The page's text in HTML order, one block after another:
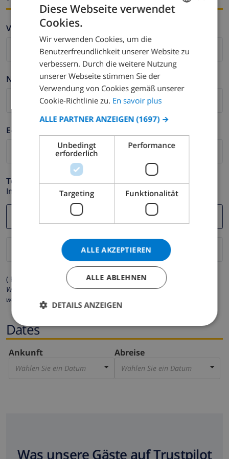
Vorname *
Nachname *
E-mail *
Telefonnummer *
Im Fall Ihre E-mail Adresse nicht korrekt funktioniert.
( Felder mit Sternchen (*) müssen ausgefüllt werden )
Wir respektieren Ihre Privatsphäre. Ihre persönlichen Daten
werden zu keiner Zeit an Dritte weitergegeben.
Dates
Ankunft
Wählen Sie ein Datum
Abreise
Wählen Sie ein Datum
Was unsere Gäste auf Trustpilot
DUTCH
SPANISH
GERMAN
DANISH
NORWEGIAN
Diese Webseite verwendet
Cookies.
Wir verwenden Cookies, um die
Benutzerfreundlichkeit unserer Website zu
verbessern. Durch die weitere Nutzung
unserer Webseite stimmen Sie der
Verwendung von Cookies gemäß unserer
Cookie-Richtlinie zu. En savoir plus
ALLE PARTNER ANZEIGEN (1697) →
Unbedingt
erforderlich
Performance
Targeting Funktionalität
ALLE AKZEPTIEREN
ALLE ABLEHNEN
DETAILS ANZEIGEN